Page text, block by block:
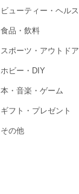
ビューティー・ヘルス
食品・飲料
スポーツ・アウトドア
ホビー・DIY
本・音楽・ゲーム
ギフト・プレゼント
その他